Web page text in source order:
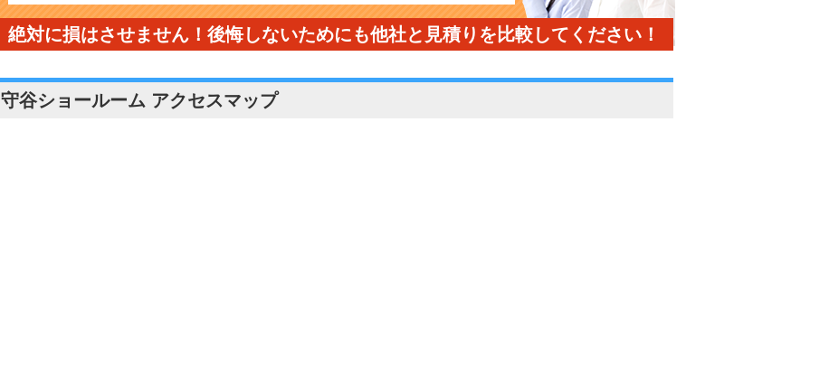
絶対に損はさせません！後悔しないためにも他社と見積りを比較してください！
守谷ショールーム アクセスマップ